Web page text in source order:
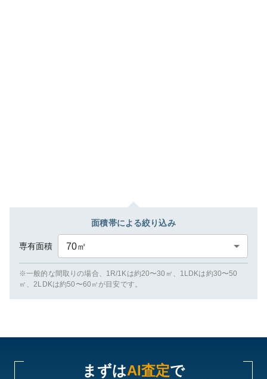
面積帯による絞り込み
専有面積 70㎡
※一般的な間取りの場合、1R/1Kは約20〜30㎡、1LDKは約30〜50
㎡、2LDKは約50〜60㎡が目安です。
まずはAI査定で